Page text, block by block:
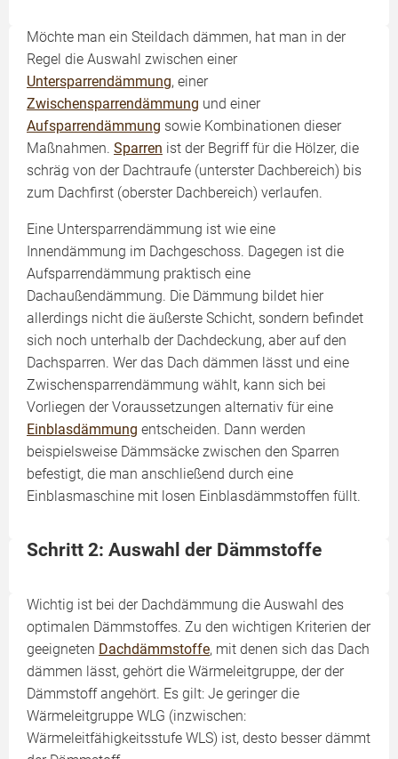
Möchte man ein Steildach dämmen, hat man in der
Regel die Auswahl zwischen einer
Untersparrendämmung, einer
Zwischensparrendämmung und einer
Aufsparrendämmung sowie Kombinationen dieser
Maßnahmen. Sparren ist der Begriff für die Hölzer, die
schräg von der Dachtraufe (unterster Dachbereich) bis
zum Dachfirst (oberster Dachbereich) verlaufen.
Eine Untersparrendämmung ist wie eine
Innendämmung im Dachgeschoss. Dagegen ist die
Aufsparrendämmung praktisch eine
Dachaußendämmung. Die Dämmung bildet hier
allerdings nicht die äußerste Schicht, sondern befindet
sich noch unterhalb der Dachdeckung, aber auf den
Dachsparren. Wer das Dach dämmen lässt und eine
Zwischensparrendämmung wählt, kann sich bei
Vorliegen der Voraussetzungen alternativ für eine
Einblasdämmung entscheiden. Dann werden
beispielsweise Dämmsäcke zwischen den Sparren
befestigt, die man anschließend durch eine
Einblasmaschine mit losen Einblasdämmstoffen füllt.
Schritt 2: Auswahl der Dämmstoffe
Wichtig ist bei der Dachdämmung die Auswahl des
optimalen Dämmstoffes. Zu den wichtigen Kriterien der
geeigneten Dachdämmstoffe, mit denen sich das Dach
dämmen lässt, gehört die Wärmeleitgruppe, der der
Dämmstoff angehört. Es gilt: Je geringer die
Wärmeleitgruppe WLG (inzwischen:
Wärmeleitfähigkeitsstufe WLS) ist, desto besser dämmt